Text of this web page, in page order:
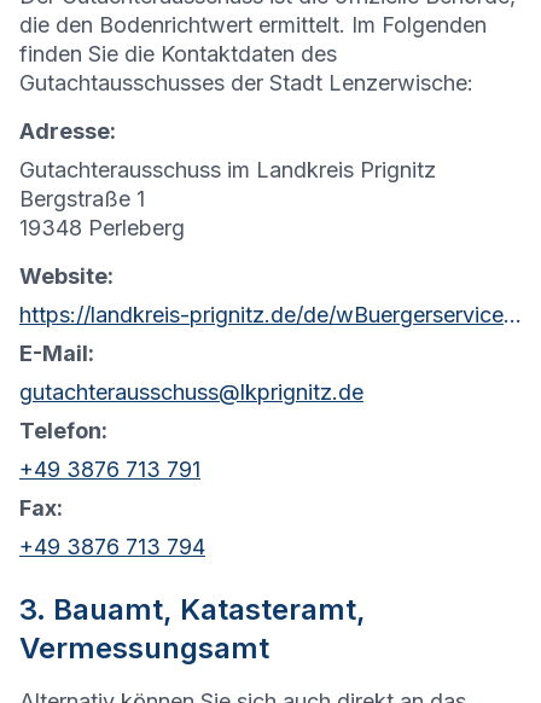
die den Bodenrichtwert ermittelt. Im Folgenden
finden Sie die Kontaktdaten des
Gutachtausschusses der Stadt Lenzerwische:
Adresse:
Gutachterausschuss im Landkreis Prignitz
Bergstraße 1
19348 Perleberg
Website:
https://landkreis-prignitz.de/de/wBuergerservice/stellen/Gutachterausschuss.php
E-Mail:
gutachterausschuss@lkprignitz.de
Telefon:
+49 3876 713 791
Fax:
+49 3876 713 794
3. Bauamt, Katasteramt,
Vermessungsamt